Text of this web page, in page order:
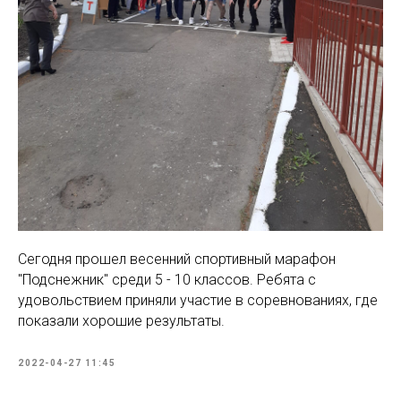
Сегодня прошел весенний спортивный марафон
"Подснежник" среди 5 - 10 классов. Ребята с
удовольствием приняли участие в соревнованиях, где
показали хорошие результаты.
2022-04-27 11:45